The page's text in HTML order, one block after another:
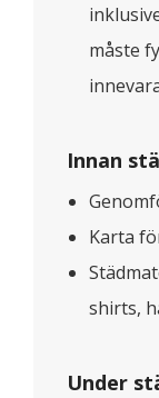
måste
Innan
Karta
shirts,
Under